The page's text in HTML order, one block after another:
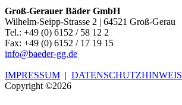
Groß-Gerauer Bäder GmbH
Wilhelm-Seipp-Strasse 2 | 64521 Groß-Gerau
Tel.: +49 (0) 6152 / 58 12 2
Fax: +49 (0) 6152 / 17 19 15
info@baeder-gg.de
IMPRESSUM | DATENSCHUTZHINWEIS
Copyright ©2026